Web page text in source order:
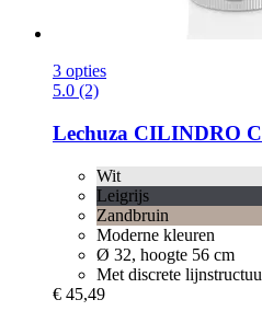
3 opties
5.0 (2)
Lechuza CILINDRO
Wit
Leigrijs
Zandbruin
Moderne kleuren
Ø 32, hoogte 56 cm
Met discrete
€ 45,49